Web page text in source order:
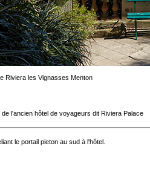
Riviera les Vignasses Menton
l'ancien hôtel de voyageurs dit Riviera Palace
le portail pieton au sud à l'hôtel.